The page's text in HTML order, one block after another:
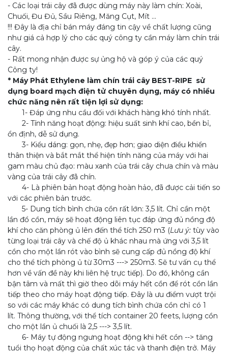
- Các loại trái cây đã được dùng máy này làm chín: Xoài,
Chuối, Đu Đủ, Sầu Riêng, Măng Cụt, Mít ...
!!! Đây là địa chỉ bán máy đáng tin cậy về chất lượng cũng
như giá cả hợp lý cho các quý công ty cần máy làm chín trái
cây.
- Rất mong nhận được sự ủng hộ và góp ý của các quý
Công ty!
* Máy Phát Ethylene làm chín trái cây BEST-RIPE sử
dụng board mạch điện tử chuyên dụng, máy có nhiều
chức năng nên rất tiện lợi sử dụng:
1- Đáp ứng nhu cầu đối với khách hàng khó tính nhất.
2- Tính năng hoạt động: hiệu suất sinh khí cao, bền bỉ,
ổn định, dễ sử dụng.
3- Kiểu dáng: gọn, nhẹ, đẹp hơn; giao diện điều khiển
thân thiện và bắt mắt thể hiện tính năng của máy với hai
gam màu chủ đạo: màu xanh của trái cây chưa chín và màu
vàng của trái cây đã chín.
4- Là phiên bản hoạt động hoàn hảo, đã được cải tiến so
với các phiên bản trước.
5- Dung tích bình chứa cồn rất lớn: 3,5 lít. Chỉ cần một
lần đổ cồn, máy sẽ hoạt động liên tục đáp ứng đủ nồng độ
khí cho căn phòng ủ lên đến thể tích 250 m3 (Lưu ý: tùy vào
từng loại trái cây và chế độ ủ khác nhau mà ứng với 3,5 lít
cồn cho một lần rót vào bình sẽ cung cấp đủ nồng độ khí
cho thể tích phòng ủ từ 30m3 ---> 250m3. Sẽ tư vấn cụ thể
hơn về vấn đề này khi liên hệ trực tiếp). Do đó, không cần
bận tâm và mất thì giờ theo dõi máy hết cồn để rót cồn lần
tiếp theo cho máy hoạt động tiếp. Đây là ưu điểm vượt trội
so với các máy khác có dung tích bình chứa cồn chỉ có 1
lít. Thông thường, với thể tích container 20 feets, lượng cồn
cho một lần ủ chuối là 2,5 ---> 3,5 lít.
6- Máy tự động ngưng hoạt động khi hết cồn --> tăng
tuổi thọ hoạt động của chất xúc tác và thanh điện trở. Máy